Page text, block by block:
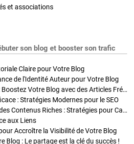
et associations
son blog et booster son trafic
Claire pour Votre Blog
de l'Identité Auteur pour Votre Blog
Stratégies de Publication : Boostez Votre Blog avec des Articles Fréquents et Exclusifs
: Stratégies Modernes pour le SEO
Enrichir Vos Articles avec des Contenus Riches : Stratégies pour Captiver et Optimiser
aux Liens
Accroître la Visibilité de Votre Blog
Blog : Le partage est la clé du succès !